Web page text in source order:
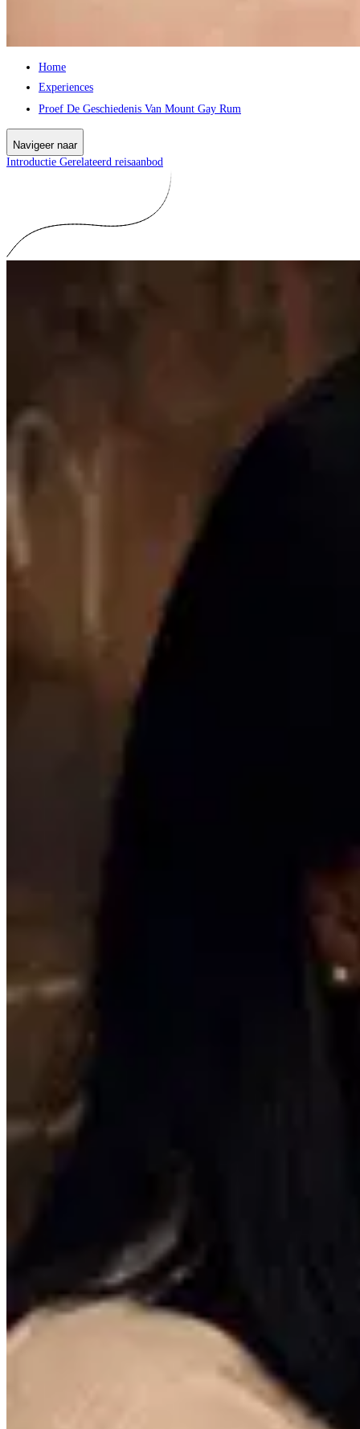
Home
Experiences
Proef De Geschiedenis Van Mount Gay Rum
Navigeer naar
Introductie Gerelateerd reisaanbod